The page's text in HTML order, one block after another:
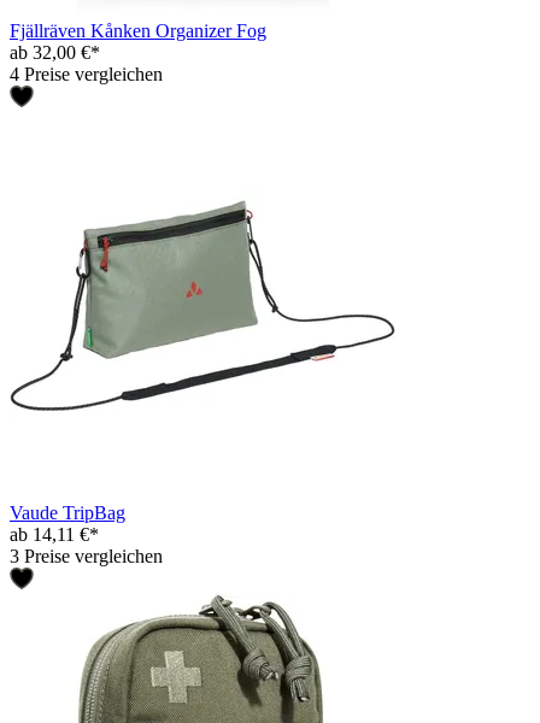
Fjällräven Kånken Organizer Fog
ab 32,00 €*
4 Preise vergleichen
Vaude TripBag
ab 14,11 €*
3 Preise vergleichen